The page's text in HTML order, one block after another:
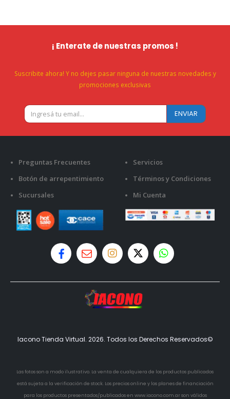
¡ Enterate de nuestras promos !
Suscribite ahora! Y no dejes pasar ninguna de nuestras novedades y
promociones exclusivas
Preguntas Frecuentes
Botón de arrepentimiento
Sucursales
Servicios
Términos y Condiciones
Mi Cuenta
Iacono Tienda Virtual. 2026. Todos los Derechos Reservados©
Las fotos son a modo ilustrativo. La venta de cualquiera de los productos publicados
está sujeta a la verificación de stock. Los precios online y los planes de financiación
para los productos presentados/publicados en www.iacono.com.ar son válidos